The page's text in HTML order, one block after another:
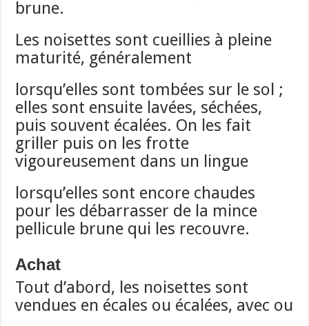
brune.
Les noisettes sont cueillies à pleine
maturité, généralement
lorsqu’elles sont tombées sur le sol ;
elles sont ensuite lavées, séchées,
puis souvent écalées. On les fait
griller puis on les frotte
vigoureusement dans un lingue
lorsqu’elles sont encore chaudes
pour les débarrasser de la mince
pellicule brune qui les recouvre.
Achat
Tout d’abord, les noisettes sont
vendues en écales ou écalées, avec ou